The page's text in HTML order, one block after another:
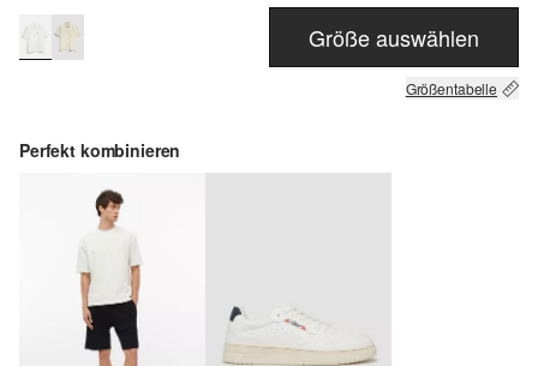
Größe auswählen
Größentabelle
Perfekt kombinieren